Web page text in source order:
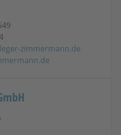
zimmermann.de